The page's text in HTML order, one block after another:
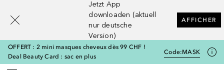
Jetzt App
downloaden (aktuell
nur deutsche
Version)
AFFICHER
OFFERT : 2 mini masques cheveux dès 99 CHF !
Deal Beauty Card : sac en plus
Code:MASK
[navigation.slideout.screenreader]